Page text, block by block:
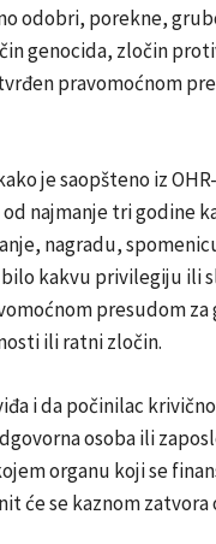
odobri, porekne,
genocida, zločin
pravomoćnom
je saopšteno iz
od najmanje tri godine
nagradu,
kakvu privilegiju ili
presudom
ili ratni zločin.
i da počinilac
osoba ili
organu koji se
će se kaznom